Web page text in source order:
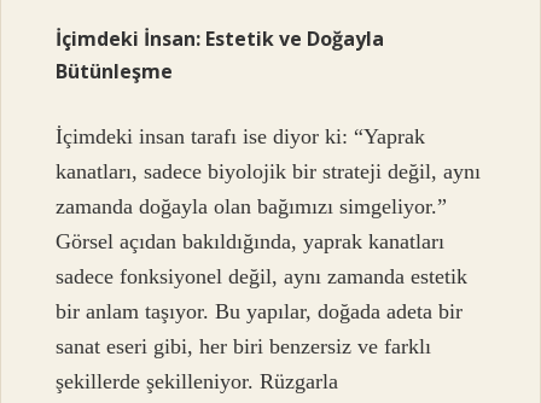
İçimdeki İnsan: Estetik ve Doğayla
Bütünleşme
İçimdeki insan tarafı ise diyor ki: “Yaprak
kanatları, sadece biyolojik bir strateji değil, aynı
zamanda doğayla olan bağımızı simgeliyor.”
Görsel açıdan bakıldığında, yaprak kanatları
sadece fonksiyonel değil, aynı zamanda estetik
bir anlam taşıyor. Bu yapılar, doğada adeta bir
sanat eseri gibi, her biri benzersiz ve farklı
şekillerde şekilleniyor. Rüzgarla